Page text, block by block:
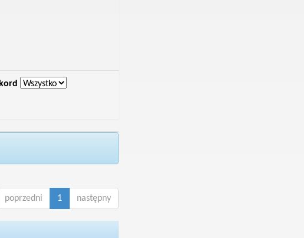
poprzedni 1 następny